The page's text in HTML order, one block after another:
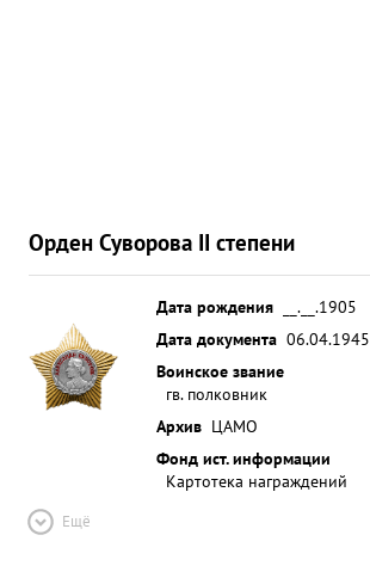
Орден Суворова II степени
Дата рождения
__.__.1905
Дата документа 06.04.1945
Воинское звание
гв. полковник
Архив ЦАМО
Фонд ист. информации
Картотека награждений
Ещё